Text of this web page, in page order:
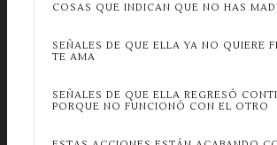
COSAS QUE INDICAN QUE NO HAS
SEÑALES DE QUE ELLA YA NO QUIERE
TE AMA
SEÑALES DE QUE ELLA REGRESÓ
PORQUE NO FUNCIONÓ CON EL OTRO